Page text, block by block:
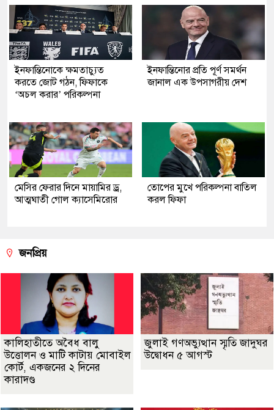
ইনফান্তিনোকে ক্ষমতাচ্যুত
করতে জোট গঠন, ফিফাকে
‘অচল করার’ পরিকল্পনা
ইনফান্তিনোর প্রতি পূর্ণ সমর্থন
জানাল এক উপসাগরীয় দেশ
মেসির ফেরার দিনে মায়ামির ড্র,
আত্মঘাতী গোল ক্যাসেমিরোর
তোপের মুখে পরিকল্পনা বাতিল
করল ফিফা
জনপ্রিয়
কালিহাতীতে অবৈধ বালু
উত্তোলন ও মাটি কাটায় মোবাইল
কোর্ট, একজনের ২ দিনের
কারাদণ্ড
জুলাই গণঅভ্যুত্থান স্মৃতি জাদুঘর
উদ্বোধন ৫ আগস্ট